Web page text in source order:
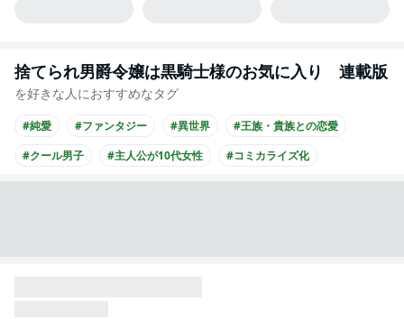
捨てられ男爵令嬢は黒騎士様のお気に入り 連載版
を好きな人におすすめなタグ
#純愛 #ファンタジー #異世界
#王族・貴族との恋愛
#クール男子
#主人公が10代女性 #コミカライズ化